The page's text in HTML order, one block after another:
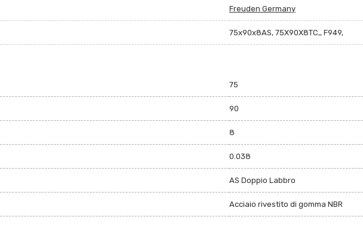
Freuden Germany
75x90x8AS, 75X90X8TC,, F949,
75
90
8
0.038
AS Doppio Labbro
Acciaio rivestito di gomma NBR